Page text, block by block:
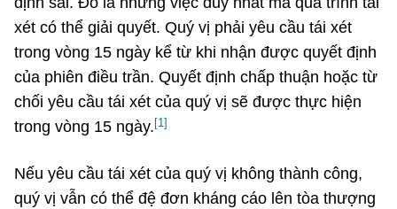
xét có thể giải quyết. Quý vị phải yêu cầu tái xét
trong vòng 15 ngày kể từ khi nhận được quyết định
của phiên điều trần. Quyết định chấp thuận hoặc từ
chối yêu cầu tái xét của quý vị sẽ được thực hiện
trong vòng 15 ngày.[1]
Nếu yêu cầu tái xét của quý vị không thành công,
quý vị vẫn có thể đệ đơn kháng cáo lên tòa thượng